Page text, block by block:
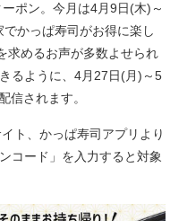
ポン。今月は4月9日(木)～
かっぱ寿司がお得に楽し
求めるお声が多数よせられ
るように、4月27日(月)～5
信されます。
ト、かっぱ寿司アプリより
コード」を入力すると対象